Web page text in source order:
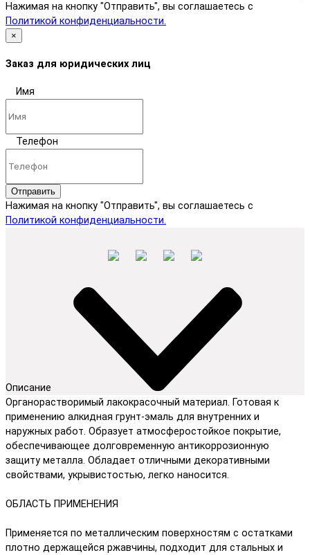
Нажимая на кнопку "Отправить", вы соглашаетесь с
Политикой конфиденциальности.
×
Заказ для юридических лиц
Имя
Телефон
Отправить
Нажимая на кнопку "Отправить", вы соглашаетесь с
Политикой конфиденциальности.
Описание
Органорастворимый лакокрасочный материал. Готовая к
применению алкидная грунт-эмаль для внутренних и
наружных работ. Образует атмосферостойкое покрытие,
обеспечивающее долговременную антикоррозионную
защиту металла. Обладает отличными декоративными
свойствами, укрывистостью, легко наносится.
ОБЛАСТЬ ПРИМЕНЕНИЯ
Применяется по металлическим поверхностям с остатками
плотно держащейся ржавчины, подходит для стальных и